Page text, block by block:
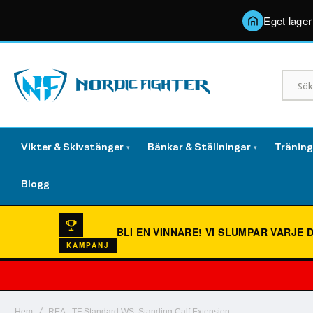
Eget
Vikter & Skivstänger ▾ Bänkar & Ställningar ▾
Blogg
KAMPANJ
BLI EN VINNARE!VI SLUMPAR VARJE